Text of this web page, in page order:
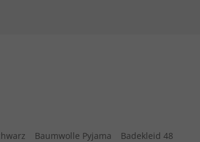
Baumwolle Pyjama
Badekleid 48